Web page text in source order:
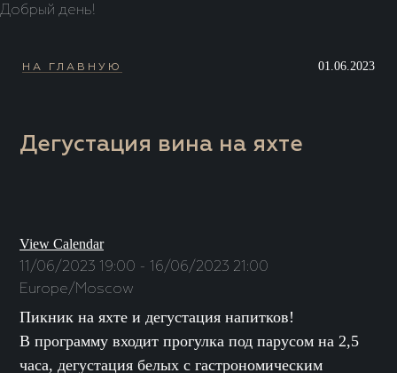
Добрый день!
НА ГЛАВНУЮ 01.06.2023
Дегустация вина на яхте
View Calendar
11/06/2023 19:00 - 16/06/2023 21:00
Europe/Moscow
Пикник на яхте и дегустация напитков!
В программу входит прогулка под парусом на 2,5
часа, дегустация белых с гастрономическим